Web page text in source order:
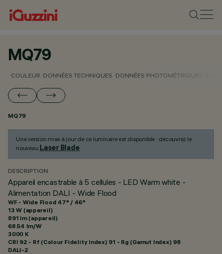
MQ79
COULEUR DONNÉES TECHNIQUES DONNÉES PHOTOMÉTRIQUES
MQ79
Une version mise à jour de ce luminaire est disponible : découvrez le
nouveau Laser Blade.
DESCRIPTION
Appareil encastrable à 5 cellules - LED Warm white -
Alimentation DALI - Wide Flood
WF - Wide Flood 47° / 46°
13 W (appareil)
891 lm (appareil)
68.54 lm/W
3000 K
CRI 92 - Rf (Colour Fidelity Index) 91 - Rg (Gamut Index) 98
DALI-2